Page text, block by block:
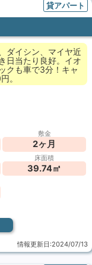
貸アパート
ダイシン、マイヤ近
日当たり良好。イオ
クも車で3分！キャ
。
敷金
2ヶ月
床面積
39.74㎡
情報更新日:2024/07/13